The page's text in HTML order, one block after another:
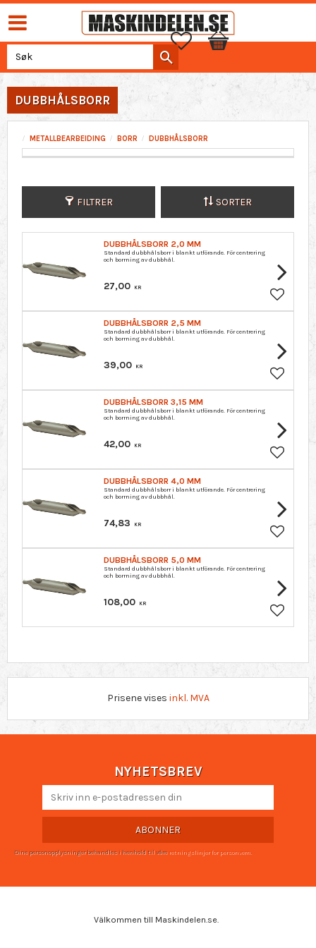
Favoritter
Handlekurv
DUBBHÅLSBORR
METALLBEARBEIDING BORR DUBBHÅLSBORR
FILTRER SORTER
DUBBHÅLSBORR 2,0 MM
Standard dubbhålsborr i blankt utförande. För centrering
och borrning av dubbhål.
27,00 KR
Lagre
DUBBHÅLSBORR 2,5 MM
Standard dubbhålsborr i blankt utförande. För centrering
och borrning av dubbhål.
39,00 KR
Lagre
DUBBHÅLSBORR 3,15 MM
Standard dubbhålsborr i blankt utförande. För centrering
och borrning av dubbhål.
42,00 KR
Lagre
DUBBHÅLSBORR 4,0 MM
Standard dubbhålsborr i blankt utförande. För centrering
och borrning av dubbhål.
74,83 KR
Lagre
DUBBHÅLSBORR 5,0 MM
Standard dubbhålsborr i blankt utförande. För centrering
och borrning av dubbhål.
108,00 KR
Lagre
Prisene vises inkl. MVA
NYHETSBREV
ABONNER
Dine personopplysninger behandles i henhold til våre retningslinjer for personvern.
Välkommen till Maskindelen.se.